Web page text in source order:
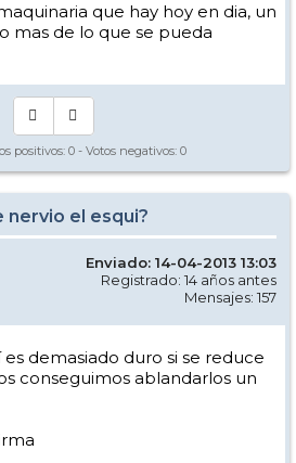
que hay hoy en dia, un
mas de lo que se pueda
positivos: 0 - Votos negativos: 0
nervio el esqui?
Enviado: 14-04-2013 13:03
Registrado: 14 años antes
Mensajes: 157
demasiado duro si se reduce
conseguimos ablandarlos un